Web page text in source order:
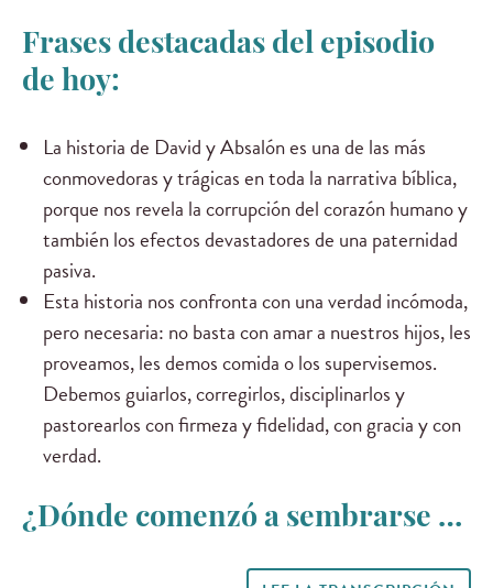
Frases destacadas del episodio
de hoy:
La historia de David y Absalón es una de las más
conmovedoras y trágicas en toda la narrativa bíblica,
porque nos revela la corrupción del corazón humano y
también los efectos devastadores de una paternidad
pasiva.
Esta historia nos confronta con una verdad incómoda,
pero necesaria: no basta con amar a nuestros hijos, les
proveamos, les demos comida o los supervisemos.
Debemos guiarlos, corregirlos, disciplinarlos y
pastorearlos con firmeza y fidelidad, con gracia y con
verdad.
¿Dónde comenzó a sembrarse …